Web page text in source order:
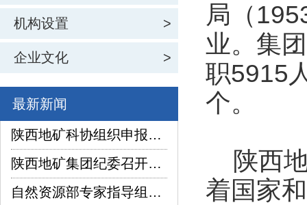
机构设置 >
企业文化 >
最新新闻
陕西地矿科协组织申报项目在2026年陕西省企业“三新三小”创新竞赛中喜获佳绩
陕西地矿集团纪委召开2026年上半年纪检监察工作座谈交流暨制度建设座谈会
自然资源部专家指导组深入陕西省镇坪县红阳萤石矿普查项目调研指导工作
局（
业。集
职5915
个。
陕西地
着国家